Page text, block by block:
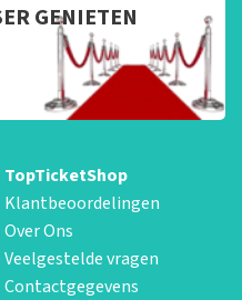
GENIETEN
TopTicketShop
Klantbeoordelingen
Over Ons
Veelgestelde vragen
Contactgegevens